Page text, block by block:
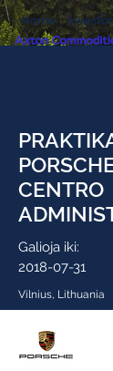
CENTRO
Galioja iki:
2018-07-31
Vilnius, Lithuania
Home